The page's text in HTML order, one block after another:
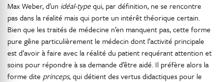
Max Weber, d’un idéal-typequi, par définition, ne se rencontre
pas dans la réalité mais qui porte un intérêt théorique certain.
Bien que les traités de médecine n’en manquent pas, cette forme
pure gêne particulièrement le médecin dont l’activité principale
est d’avoir à faire avec la réalité du patient requérant attention et
soins pour répondre à sa demande d’être aidé. Il préfère alors la
forme dite princeps, qui détient des vertus didactiques pour le